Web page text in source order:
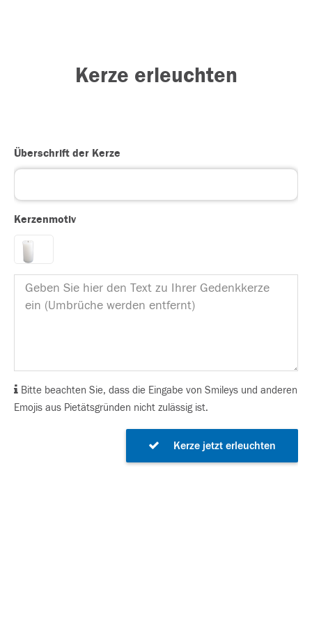
Kerze erleuchten
Überschrift der Kerze
Kerzenmotiv
Bitte beachten Sie, dass die Eingabe von Smileys und anderen
Emojis aus Pietätsgründen nicht zulässig ist.
Kerze jetzt erleuchten